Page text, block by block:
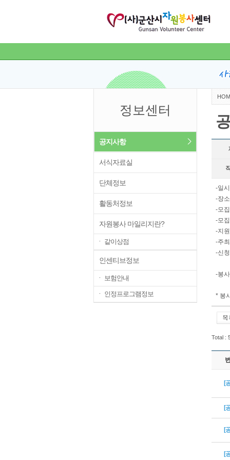
정보센터
공지사항
서식자료실
단체정보
활동처정보
자원봉사 마일리지란?
ㆍ 같이상점
인센티브정보
ㆍ 보험안내
ㆍ 인정프로그램정보
-일
-장
-모
-모
-지
-주
-신
2.
-봉
* 봉
Total :
[
[
[
[